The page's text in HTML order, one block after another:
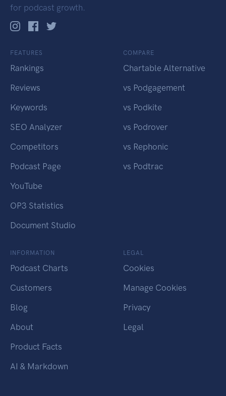
for podcast growth.
FEATURES
Rankings
Reviews
Keywords
SEO Analyzer
Competitors
Podcast Page
YouTube
OP3 Statistics
Document Studio
COMPARE
Chartable Alternative
vs Podgagement
vs Podkite
vs Podrover
vs Rephonic
vs Podtrac
INFORMATION
Podcast Charts
Customers
Blog
About
Product Facts
AI & Markdown
LEGAL
Cookies
Manage Cookies
Privacy
Legal